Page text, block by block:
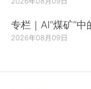
专栏｜AI“煤矿”中
2026年08月09日